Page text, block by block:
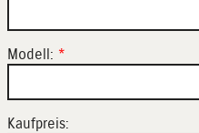
Modell: *
Kaufpreis: